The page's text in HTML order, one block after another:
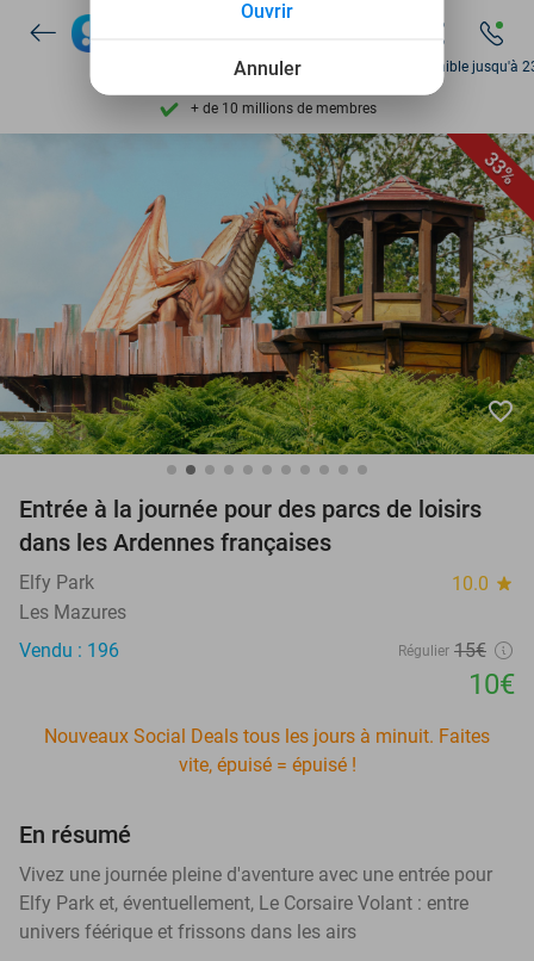
9,4 basé sur206 043 avis
Découvrez + de 15.000 deals
Disponible 7 jours par semaine
+ de 10 millions de membres
Disponible jusqu'à
33%
favorite_border
Entrée à la journée pour des parcs de loisirs
dans les Ardennes françaises
Elfy Park 10.0 star
Les Mazures
Vendu : 196
Régulier 15€
10€
Nouveaux Social Deals tous les jours à minuit. Faites
vite, épuisé = épuisé !
En résumé
Vivez une journée pleine d'aventure avec une entrée pour
Elfy Park et, éventuellement, Le Corsaire Volant : entre
univers féérique et frissons dans les airs
Annuler
Ouvrir